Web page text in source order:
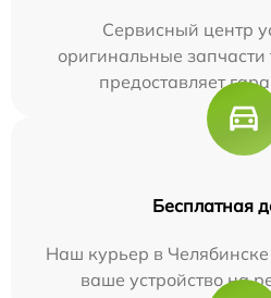
Сервисный центр
оригинальные
предоставляет
Бесплатная
Наш курьер в Челябинске
ваше устройство на